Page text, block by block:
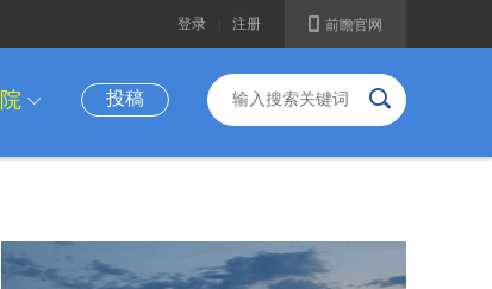
A 前瞻官网
登录 注册
I 投稿 B